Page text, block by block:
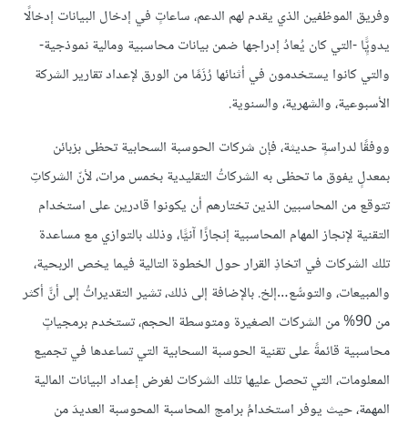
وفريق الموظفين الذي يقدم لهم الدعم، ساعاتٍ في إدخال البيانات إدخالًا
يدويًٍّا -التي كان يُعادُ إدراجها ضمن بيانات محاسبية ومالية نموذجية-
والتي كانوا يستخدمون في أثنائها رُزَمًا من الورق لإعداد تقارير الشركة
الأسبوعية، والشهرية، والسنوية.
ووفقًا لدراسةٍ حديثة، فإن شركات الحوسبة السحابية تحظى بزبائن
بمعدلٍ يفوق ما تحظى به الشركاتُ التقليدية بخمس مرات، لأنّ الشركاتِ
تتوقع من المحاسبين الذين تختارهم أن يكونوا قادرين على استخدام
التقنية لإنجاز المهام المحاسبية إنجازًا آنيًّا، وذلك بالتوازي مع مساعدة
تلك الشركات في اتخاذِ القرار حول الخطوة التالية فيما يخص الربحية،
والمبيعات، والتوسُّع…إلخ. بالإضافة إلى ذلك، تشير التقديراتُ إلى أنَّ أكثر
من 90% من الشركات الصغيرة ومتوسطة الحجم، تستخدم برمجياتٍ
محاسبية قائمةً على تقنية الحوسبة السحابية التي تساعدها في تجميع
المعلومات، التي تحصل عليها تلك الشركات لغرض إعداد البيانات المالية
المهمة، حيث يوفر استخدامُ برامج المحاسبة المحوسبة العديدَ من